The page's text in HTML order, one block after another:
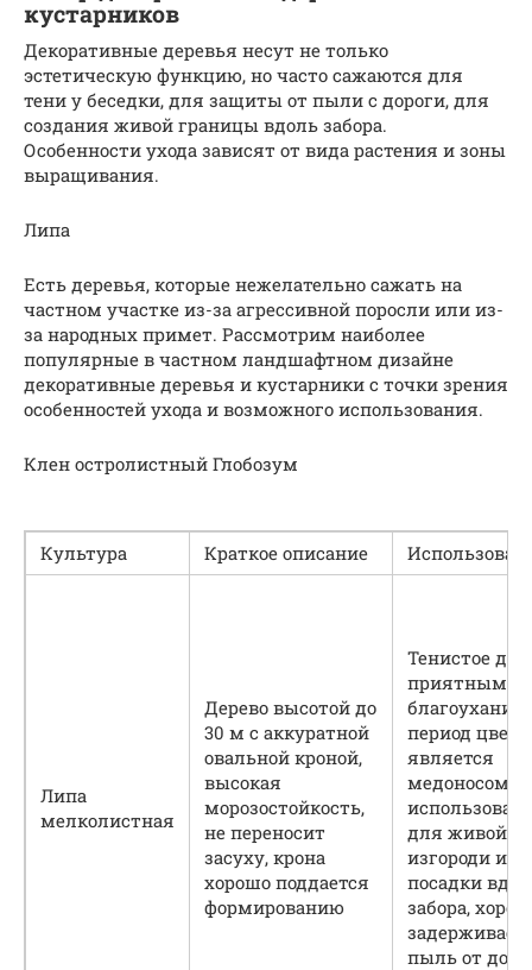
кустарников
Декоративные деревья несут не только
эстетическую функцию, но часто сажаются для
тени у беседки, для защиты от пыли с дороги, для
создания живой границы вдоль забора.
Особенности ухода зависят от вида растения и зоны
выращивания.
Липа
Есть деревья, которые нежелательно сажать на
частном участке из-за агрессивной поросли или из-
за народных примет. Рассмотрим наиболее
популярные в частном ландшафтном дизайне
декоративные деревья и кустарники с точки зрения
особенностей ухода и возможного использования.
Клен остролистный Глобозум
Культура Краткое описание
Липа
мелколистная
Дерево высотой до
30 м с аккуратной
овальной кроной,
высокая
морозостойкость,
не переносит
засуху, крона
хорошо поддается
формированию
Тенистое
приятным
период
является
медоносом,
для живой
изгороди или
посадки
забора,
задерживает
пыль от